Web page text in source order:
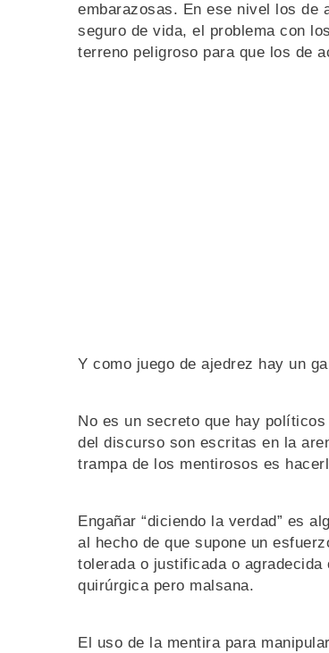
embarazosas. En ese nivel los de
seguro de vida, el problema con
terreno peligroso para que los de
Y como juego de ajedrez hay un
No es un secreto que hay
del discurso son escritas en la
trampa de los mentirosos es
Engañar “diciendo la verdad” es
al hecho de que supone un
tolerada o justificada o
quirúrgica pero malsana.
El uso de la mentira para